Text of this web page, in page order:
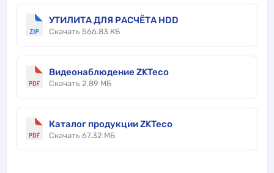
УТИЛИТА ДЛЯ РАСЧЁТА HDD
Скачать 566.83 КБ
Видеонаблюдение ZKTeco
Скачать 2.89 МБ
Каталог продукции ZKTeco
Скачать 67.32 МБ